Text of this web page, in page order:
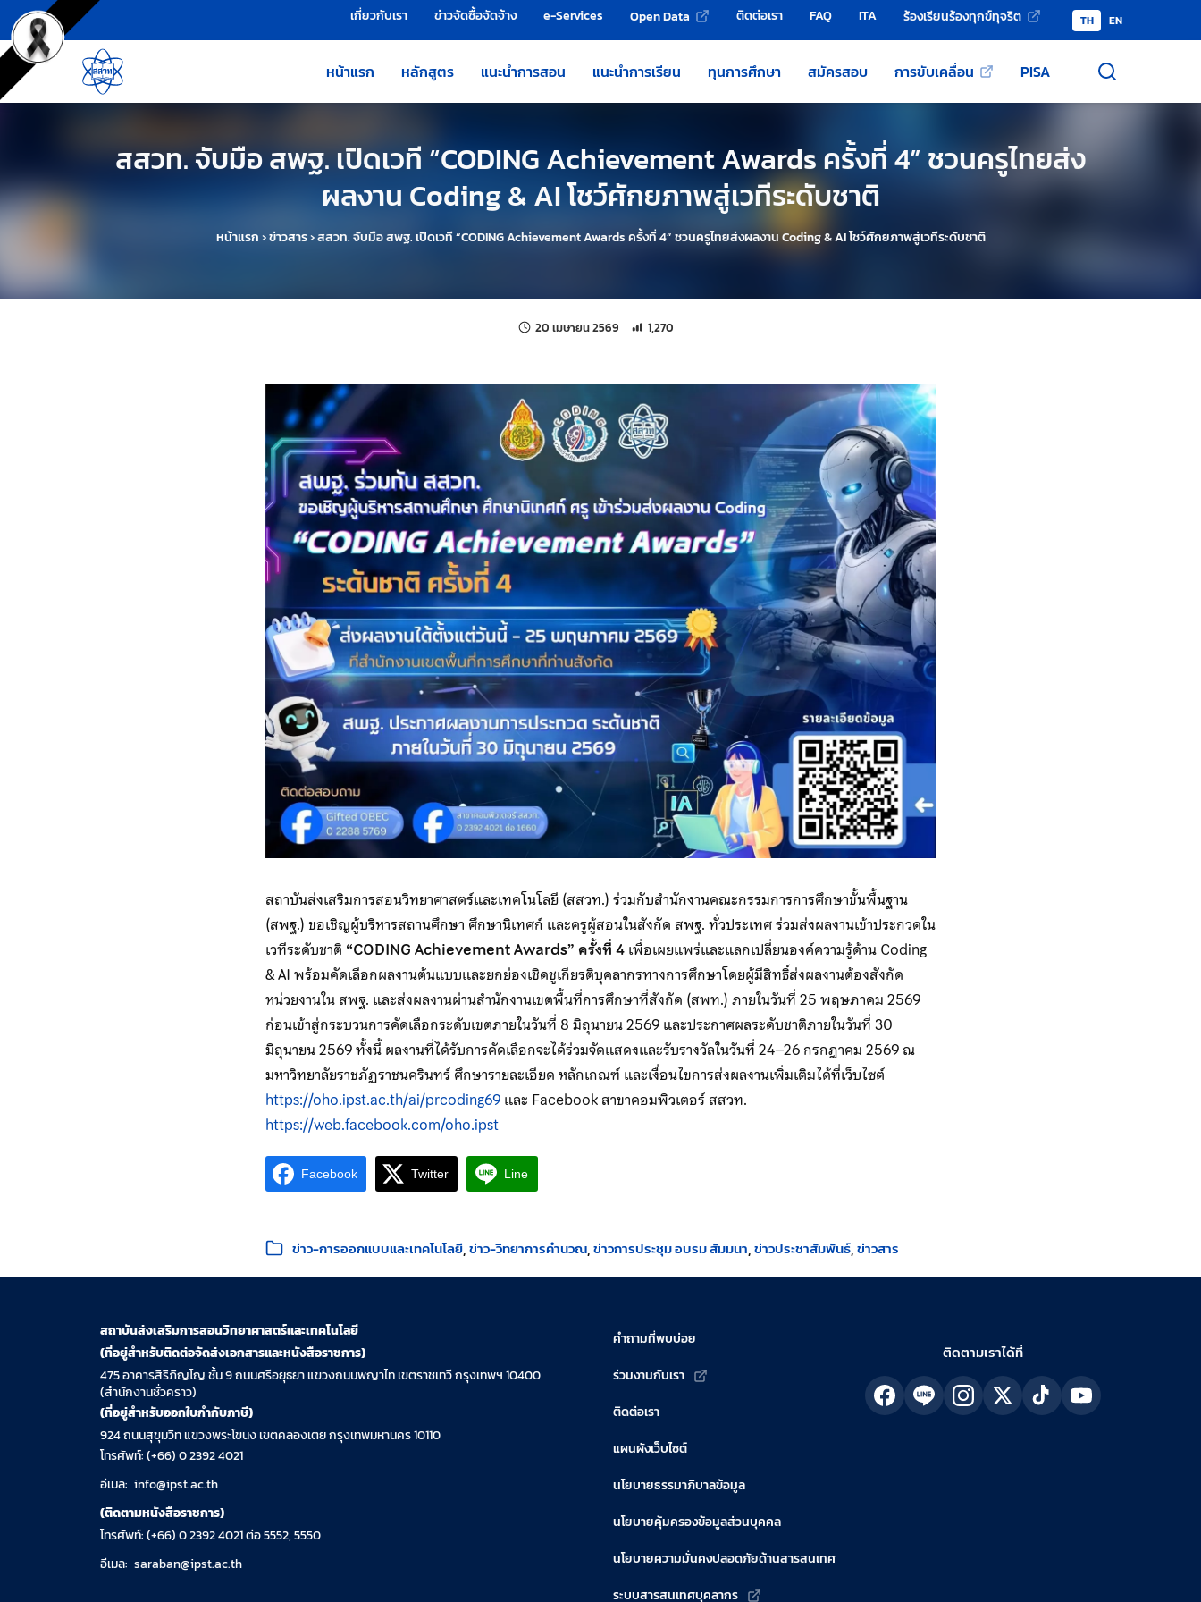
ข้ามไปยังเนื้อหาหลัก
เครื่องมือช่วยเหลือ เกี่ยวกับเรา ข่าวจัดซื้อจัดจ้าง e-Services Open Data ติดต่อเรา FAQ ITA ร้องเรียนร้องทุกข์ทุจริต TH EN
หน้าแรก หลักสูตร แนะนำการสอน แนะนำการเรียน ทุนการศึกษา สมัครสอบ การขับเคลื่อน PISA
สสวท. จับมือ สพฐ. เปิดเวที “CODING Achievement Awards ครั้งที่ 4” ชวนครูไทยส่ง
ผลงาน Coding & AI โชว์ศักยภาพสู่เวทีระดับชาติ
หน้าแรก›ข่าวสาร›สสวท. จับมือ สพฐ. เปิดเวที “CODING Achievement Awards ครั้งที่ 4” ชวนครูไทยส่งผลงาน Coding & AI โชว์ศักยภาพสู่เวทีระดับชาติ
20 เมษายน 2569 แก้ไขล่าสุดเมื่อ:
จำนวนการเข้าชม 1,270 ครั้ง
1,270
สถาบันส่งเสริมการสอนวิทยาศาสตร์และเทคโนโลยี (สสวท.) ร่วมกับสำนักงานคณะกรรมการการศึกษาขั้นพื้นฐาน
(สพฐ.) ขอเชิญผู้บริหารสถานศึกษา ศึกษานิเทศก์ และครูผู้สอนในสังกัด สพฐ. ทั่วประเทศ ร่วมส่งผลงานเข้าประกวดใน
เวทีระดับชาติ “CODING Achievement Awards” ครั้งที่ 4เพื่อเผยแพร่และแลกเปลี่ยนองค์ความรู้ด้าน Coding
& AI พร้อมคัดเลือกผลงานต้นแบบและยกย่องเชิดชูเกียรติบุคลากรทางการศึกษาโดยผู้มีสิทธิ์ส่งผลงานต้องสังกัด
หน่วยงานใน สพฐ. และส่งผลงานผ่านสำนักงานเขตพื้นที่การศึกษาที่สังกัด (สพท.) ภายในวันที่ 25 พฤษภาคม 2569
ก่อนเข้าสู่กระบวนการคัดเลือกระดับเขตภายในวันที่ 8 มิถุนายน 2569 และประกาศผลระดับชาติภายในวันที่ 30
มิถุนายน 2569 ทั้งนี้ ผลงานที่ได้รับการคัดเลือกจะได้ร่วมจัดแสดงและรับรางวัลในวันที่ 24–26 กรกฎาคม 2569 ณ
มหาวิทยาลัยราชภัฏราชนครินทร์ ศึกษารายละเอียด หลักเกณฑ์ และเงื่อนไขการส่งผลงานเพิ่มเติมได้ที่เว็บไซต์
https://oho.ipst.ac.th/ai/prcoding69และ Facebook สาขาคอมพิวเตอร์ สสวท.
https://web.facebook.com/oho.ipst
Facebook Twitter Line
หมวดหมู่:
ข่าว-การออกแบบและเทคโนโลยี ข่าว-วิทยาการคำนวณ ข่าวการประชุม อบรม สัมมนา ข่าวประชาสัมพันธ์ ข่าวสาร
สถาบันส่งเสริมการสอนวิทยาศาสตร์และเทคโนโลยี
(ที่อยู่สำหรับติดต่อจัดส่งเอกสารและหนังสือราชการ)
475 อาคารสิริภิญโญ ชั้น 9 ถนนศรีอยุธยา แขวงถนนพญาไท เขตราชเทวี กรุงเทพฯ 10400
(สำนักงานชั่วคราว)
(ที่อยู่สำหรับออกใบกำกับภาษี)
924 ถนนสุขุมวิท แขวงพระโขนง เขตคลองเตย กรุงเทพมหานคร 10110
โทรศัพท์: (+66) 0 2392 4021
อีเมล: info@ipst.ac.th
(ติดตามหนังสือราชการ)
โทรศัพท์: (+66) 0 2392 4021 ต่อ 5552, 5550
อีเมล: saraban@ipst.ac.th
คำถามที่พบบ่อย
ร่วมงานกับเรา
ติดต่อเรา
แผนผังเว็บไซต์
นโยบายธรรมาภิบาลข้อมูล
นโยบายคุ้มครองข้อมูลส่วนบุคคล
นโยบายความมั่นคงปลอดภัยด้านสารสนเทศ
ระบบสารสนเทศบุคลากร
ติดตามเราได้ที่